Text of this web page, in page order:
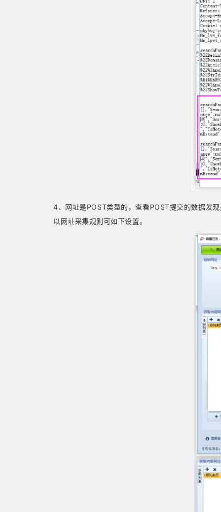
4、 网址是POST类型的，查看POST提交的数据发
以网址采集规则可如下设置。